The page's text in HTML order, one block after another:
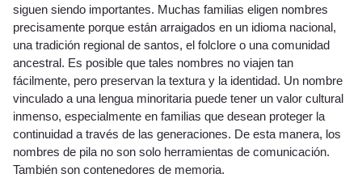
siguen siendo importantes. Muchas familias eligen nombres
precisamente porque están arraigados en un idioma nacional,
una tradición regional de santos, el folclore o una comunidad
ancestral. Es posible que tales nombres no viajen tan
fácilmente, pero preservan la textura y la identidad. Un nombre
vinculado a una lengua minoritaria puede tener un valor cultural
inmenso, especialmente en familias que desean proteger la
continuidad a través de las generaciones. De esta manera, los
nombres de pila no son solo herramientas de comunicación.
También son contenedores de memoria.